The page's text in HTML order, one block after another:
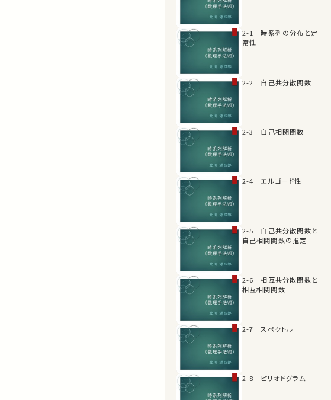
2-1 時系列の分布と定
常性
2-2 自己共分散関数
2-3 自己相関関数
2-4 エルゴード性
2-5 自己共分散関数と
自己相関関数の推定
2-6 相互共分散関数と
相互相関関数
2-7 スペクトル
2-8 ピリオドグラム